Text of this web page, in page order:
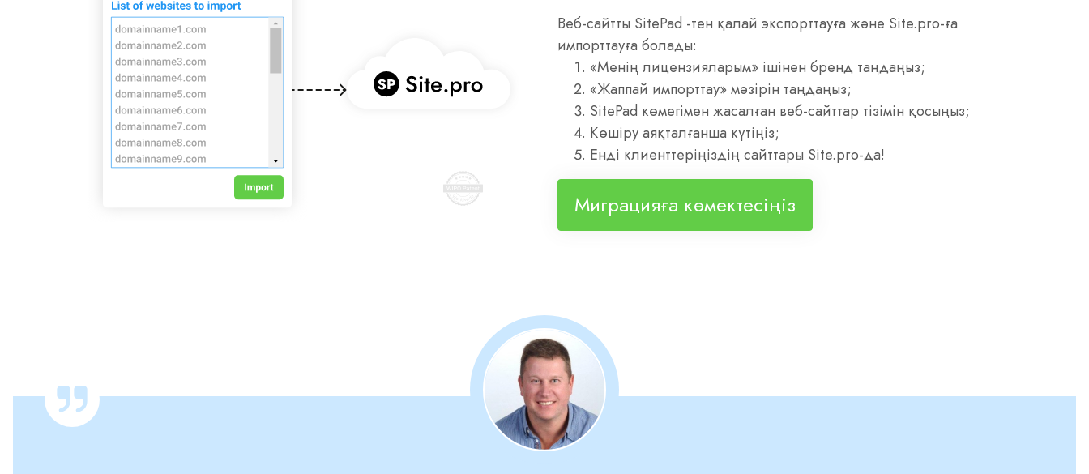
Веб-сайтты SitePad -тен қалай экспорттауға және Site.pro-ға
импорттауға болады:
«Менің лицензияларым» ішінен бренд таңдаңыз;
«Жаппай импорттау» мәзірін таңдаңыз;
SitePad көмегімен жасалған веб-сайттар тізімін қосыңыз;
Көшіру аяқталғанша күтіңіз;
Енді клиенттеріңіздің сайттары Site.pro-да!
Миграцияға көмектесіңіз